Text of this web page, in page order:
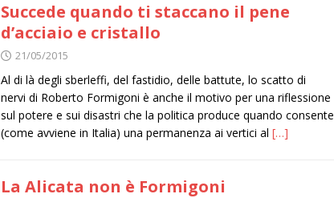
Succede quando ti staccano il pene
d’acciaio e cristallo
21/05/2015
Al di là degli sberleffi, del fastidio, delle battute, lo scatto di
nervi di Roberto Formigoni è anche il motivo per una riflessione
sul potere e sui disastri che la politica produce quando consente
(come avviene in Italia) una permanenza ai vertici al […]
La Alicata non è Formigoni